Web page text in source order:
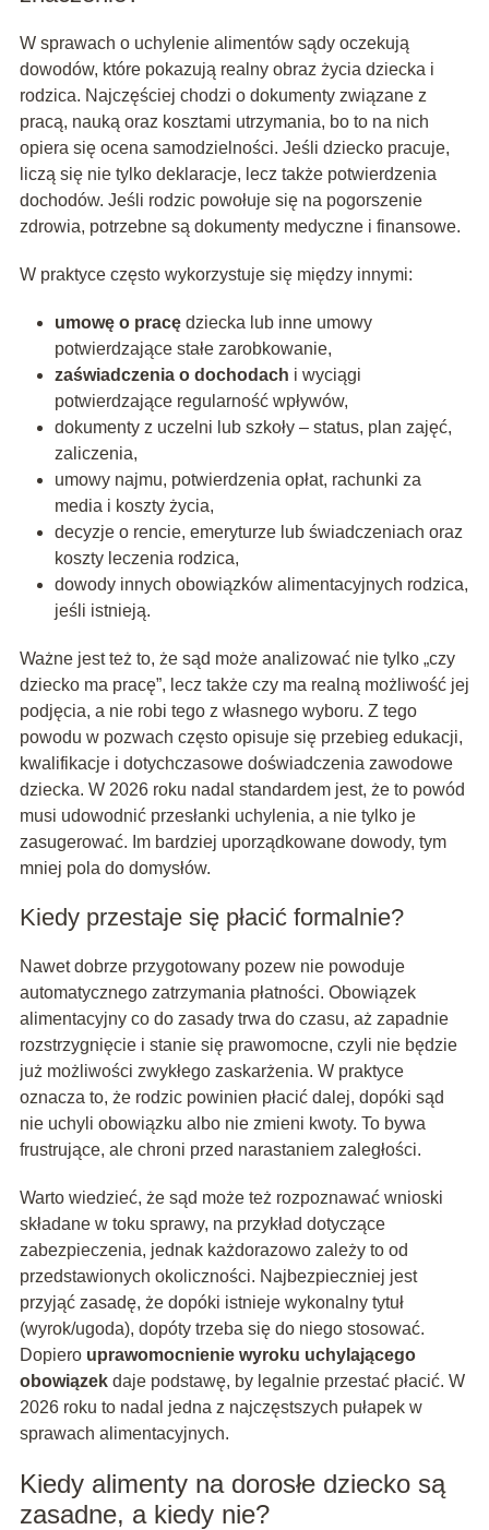
W sprawach o uchylenie alimentów sądy oczekują
dowodów, które pokazują realny obraz życia dziecka i
rodzica. Najczęściej chodzi o dokumenty związane z
pracą, nauką oraz kosztami utrzymania, bo to na nich
opiera się ocena samodzielności. Jeśli dziecko pracuje,
liczą się nie tylko deklaracje, lecz także potwierdzenia
dochodów. Jeśli rodzic powołuje się na pogorszenie
zdrowia, potrzebne są dokumenty medyczne i finansowe.
W praktyce często wykorzystuje się między innymi:
umowę o pracędziecka lub inne umowy
potwierdzające stałe zarobkowanie,
zaświadczenia o dochodach i wyciągi
potwierdzające regularność wpływów,
dokumenty z uczelni lub szkoły – status, plan zajęć,
zaliczenia,
umowy najmu, potwierdzenia opłat, rachunki za
media i koszty życia,
decyzje o rencie, emeryturze lub świadczeniach oraz
koszty leczenia rodzica,
dowody innych obowiązków alimentacyjnych rodzica,
jeśli istnieją.
Ważne jest też to, że sąd może analizować nie tylko „czy
dziecko ma pracę”, lecz także czy ma realną możliwość jej
podjęcia, a nie robi tego z własnego wyboru. Z tego
powodu w pozwach często opisuje się przebieg edukacji,
kwalifikacje i dotychczasowe doświadczenia zawodowe
dziecka. W 2026 roku nadal standardem jest, że to powód
musi udowodnić przesłanki uchylenia, a nie tylko je
zasugerować. Im bardziej uporządkowane dowody, tym
mniej pola do domysłów.
Kiedy przestaje się płacić formalnie?
Nawet dobrze przygotowany pozew nie powoduje
automatycznego zatrzymania płatności. Obowiązek
alimentacyjny co do zasady trwa do czasu, aż zapadnie
rozstrzygnięcie i stanie się prawomocne, czyli nie będzie
już możliwości zwykłego zaskarżenia. W praktyce
oznacza to, że rodzic powinien płacić dalej, dopóki sąd
nie uchyli obowiązku albo nie zmieni kwoty. To bywa
frustrujące, ale chroni przed narastaniem zaległości.
Warto wiedzieć, że sąd może też rozpoznawać wnioski
składane w toku sprawy, na przykład dotyczące
zabezpieczenia, jednak każdorazowo zależy to od
przedstawionych okoliczności. Najbezpieczniej jest
przyjąć zasadę, że dopóki istnieje wykonalny tytuł
(wyrok/ugoda), dopóty trzeba się do niego stosować.
Dopiero uprawomocnienie wyroku uchylającego
obowiązekdaje podstawę, by legalnie przestać płacić. W
2026 roku to nadal jedna z najczęstszych pułapek w
sprawach alimentacyjnych.
Kiedy alimenty na dorosłe dziecko są
zasadne, a kiedy nie?